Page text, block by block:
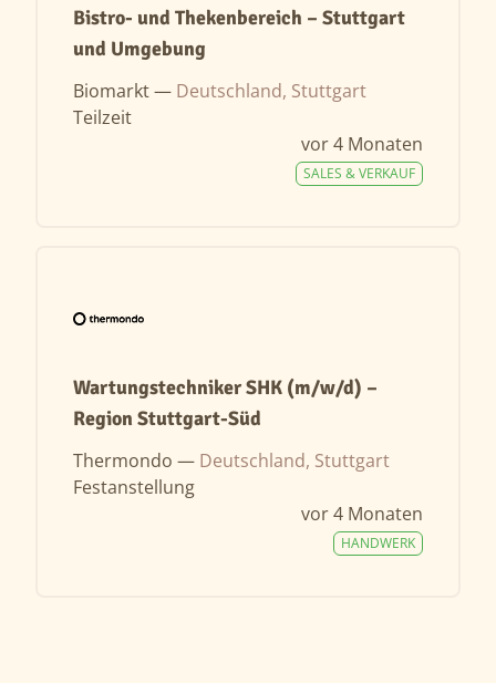
Bistro- und Thekenbereich – Stuttgart
und Umgebung
Biomarkt — Deutschland, Stuttgart
Teilzeit
vor 4 Monaten
SALES & VERKAUF
Wartungstechniker SHK (m/w/d) –
Region Stuttgart-Süd
Thermondo — Deutschland, Stuttgart
Festanstellung
vor 4 Monaten
HANDWERK